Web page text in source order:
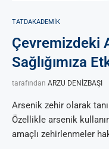
TATDAKADEMIK
Çevremizdeki
Sağlığımıza
tarafından ARZU DENİZBAŞI
Arsenik zehir olarak
Özellikle arsenik
amaçlı zehirlenmeler